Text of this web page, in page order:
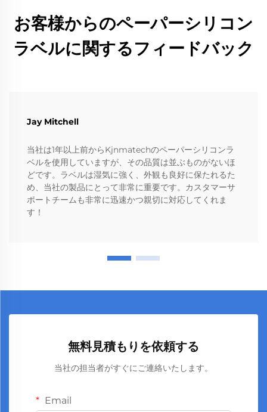
お客様からのペーパーシリコン
ラベルに関するフィードバック
Jay Mitchell
当社は1年以上前からKjnmatechのペーパーシリコンラ
ベルを使用していますが、その品質は並ぶものがないほ
どです。ラベルは湿気に強く、外観も良好に保たれるた
め、当社の製品にとって非常に重要です。カスタマーサ
ポートチームも非常に迅速かつ親切に対応してくれま
す！
無料見積もりを依頼する
当社の担当者がすぐにご連絡いたします。
Email